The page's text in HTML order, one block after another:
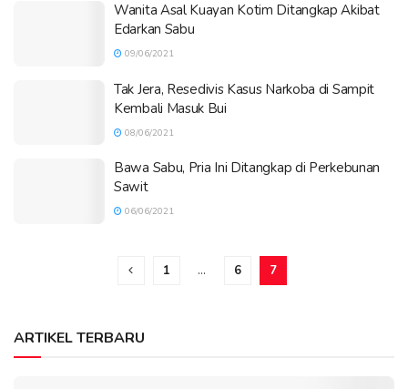
Wanita Asal Kuayan Kotim Ditangkap Akibat
Edarkan Sabu
09/06/2021
Tak Jera, Resedivis Kasus Narkoba di Sampit
Kembali Masuk Bui
08/06/2021
Bawa Sabu, Pria Ini Ditangkap di Perkebunan
Sawit
06/06/2021
1 … 6 7
ARTIKEL TERBARU